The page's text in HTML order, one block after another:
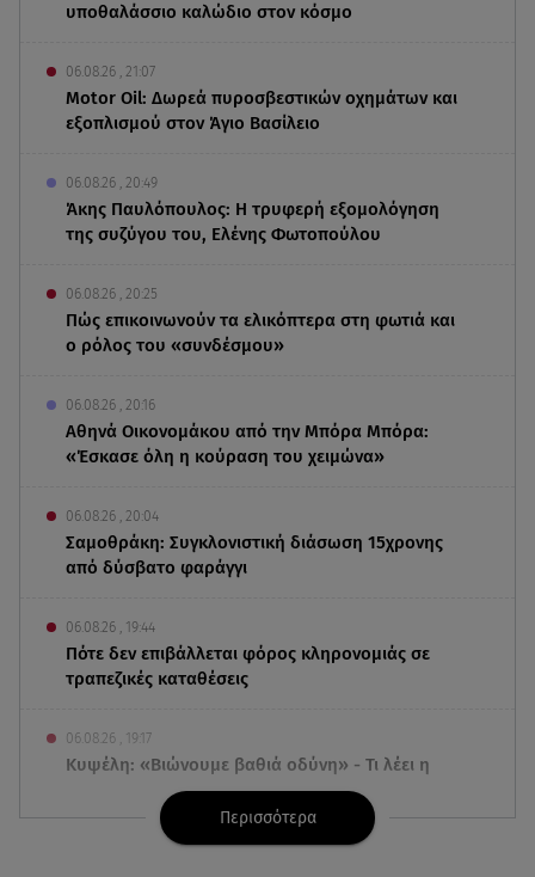
υποθαλάσσιο καλώδιο στον κόσμο
06.08.26 , 21:07
Motor Oil: Δωρεά πυροσβεστικών οχημάτων και
εξοπλισμού στον Άγιο Βασίλειο
06.08.26 , 20:49
Άκης Παυλόπουλος: Η τρυφερή εξομολόγηση
της συζύγου του, Ελένης Φωτοπούλου
06.08.26 , 20:25
Πώς επικοινωνούν τα ελικόπτερα στη φωτιά και
ο ρόλος του «συνδέσμου»
06.08.26 , 20:16
Αθηνά Οικονομάκου από την Μπόρα Μπόρα:
«Έσκασε όλη η κούραση του χειμώνα»
06.08.26 , 20:04
Σαμοθράκη: Συγκλονιστική διάσωση 15χρονης
από δύσβατο φαράγγι
06.08.26 , 19:44
Πότε δεν επιβάλλεται φόρος κληρονομιάς σε
τραπεζικές καταθέσεις
06.08.26 , 19:17
Κυψέλη: «Βιώνουμε βαθιά οδύνη» - Τι λέει η
οικογένεια της Λίζα
Περισσότερα